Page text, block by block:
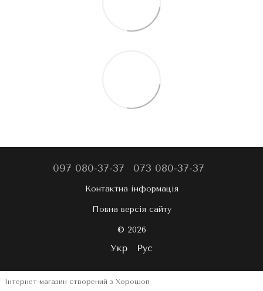
097 080-37-37 073 080-37-37
Контактна інформація
Повна версія сайту
© 2026
Укр Рус
Інтернет-магазин створений з Хорошоп